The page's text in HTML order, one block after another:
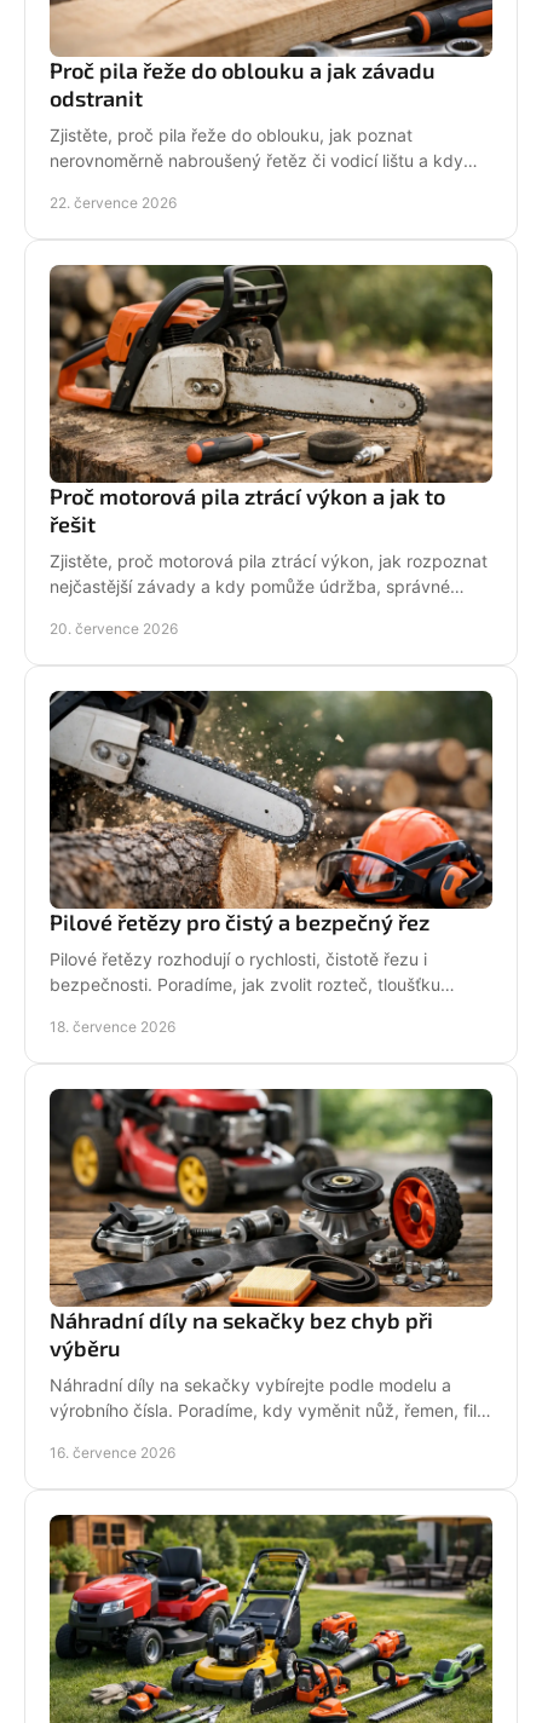
Proč pila řeže do oblouku a jak závadu
odstranit
Zjistěte, proč pila řeže do oblouku, jak poznat
nerovnoměrně nabroušený řetěz či vodicí lištu a kdy
22. července 2026
Proč motorová pila ztrácí výkon a jak to
řešit
Zjistěte, proč motorová pila ztrácí výkon, jak rozpoznat
nejčastější závady a kdy pomůže údržba, správné
20. července 2026
Pilové řetězy pro čistý a bezpečný řez
Pilové řetězy rozhodují o rychlosti, čistotě řezu i
bezpečnosti. Poradíme, jak zvolit rozteč, tloušťku
18. července 2026
Náhradní díly na sekačky bez chyb při
výběru
Náhradní díly na sekačky vybírejte podle modelu a
výrobního čísla. Poradíme, kdy vyměnit nůž, řemen, filtr
16. července 2026